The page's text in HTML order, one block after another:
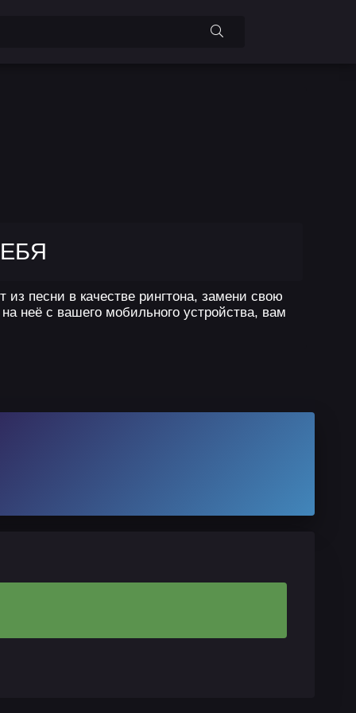
песни в качестве рингтона, замени свою
неё с вашего мобильного устройства, вам